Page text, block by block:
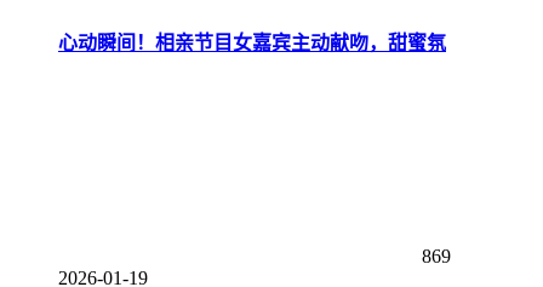
心动瞬间！相亲节目女嘉宾主动献吻，甜蜜氛
869
2026-01-19